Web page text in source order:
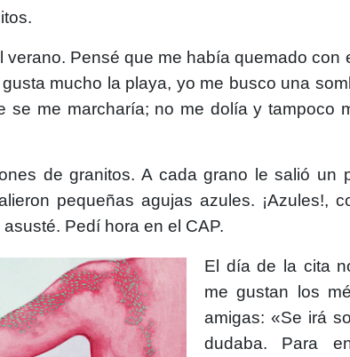
Pensé que me había quemado con
mucho la playa, yo me busco una
me marcharía; no me dolía y tampoco
de granitos. A cada grano le salió un
pequeñas agujas azules. ¡Azules!,
Pedí hora en el CAP.
El día de la cita
me gustan los
amigas: «Se irá
dudaba. Para